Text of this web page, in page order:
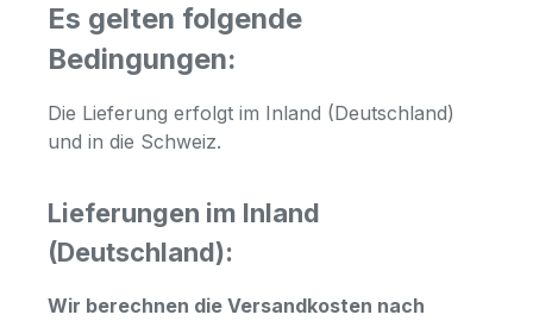
Es gelten folgende
Bedingungen:
Die Lieferung erfolgt im Inland (Deutschland)
und in die Schweiz.
Lieferungen im Inland
(Deutschland):
Wir berechnen die Versandkosten nach